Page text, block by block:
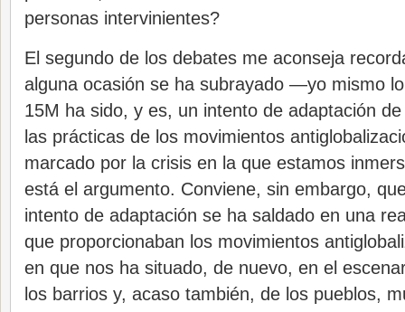
personas intervinientes?
El segundo de los debates me aconseja
alguna ocasión se ha subrayado —yo mismo
15M ha sido, y es, un intento de adaptación
las prácticas de los movimientos
marcado por la crisis en la que estamos
está el argumento. Conviene, sin embargo,
intento de adaptación se ha saldado en una
que proporcionaban los movimientos
en que nos ha situado, de nuevo, en el
los barrios y, acaso también, de los pueblos,